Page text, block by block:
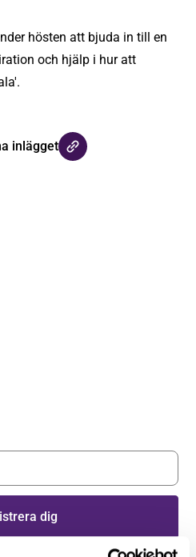
hösten att bjuda in till en
och hjälp i hur att
inlägget